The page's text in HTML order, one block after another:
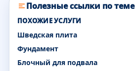
Полезные ссылки по теме
ПОХОЖИЕ УСЛУГИ
Шведская плита
Фундамент
Блочный для подвала